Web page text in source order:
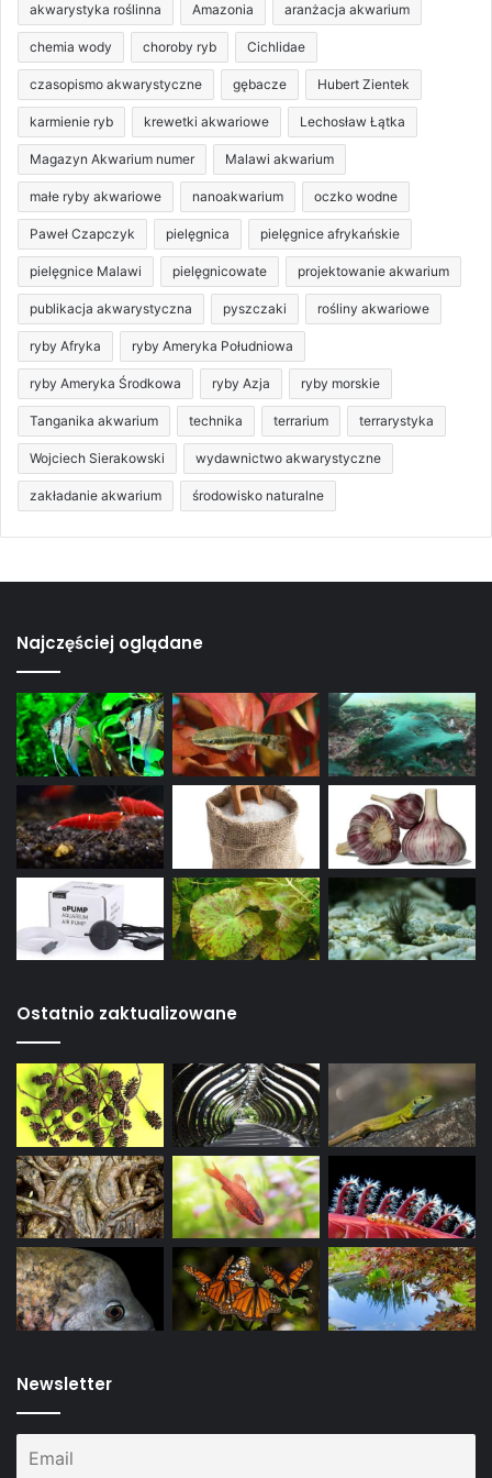
akwarystyka roślinna Amazonia aranżacja akwarium
chemia wody choroby ryb Cichlidae
czasopismo akwarystyczne gębacze Hubert Zientek
karmienie ryb krewetki akwariowe Lechosław Łątka
Magazyn Akwarium numer Malawi akwarium
małe ryby akwariowe nanoakwarium oczko wodne
Paweł Czapczyk pielęgnica pielęgnice afrykańskie
pielęgnice Malawi pielęgnicowate projektowanie akwarium
publikacja akwarystyczna pyszczaki rośliny akwariowe
ryby Afryka ryby Ameryka Południowa
ryby Ameryka Środkowa ryby Azja ryby morskie
Tanganika akwarium technika terrarium terrarystyka
Wojciech Sierakowski wydawnictwo akwarystyczne
zakładanie akwarium środowisko naturalne
Najczęściej oglądane
Ostatnio zaktualizowane
Newsletter